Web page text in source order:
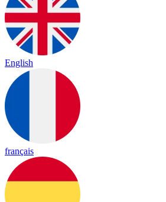
English
français